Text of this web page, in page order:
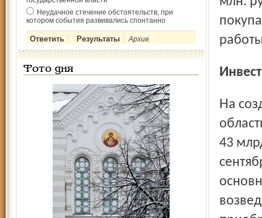
Неудачное стечение обстоятельств, при
котором события развивались спонтанно
Архив
Фото дня
На создание и развитие основного капитала в экономике
43